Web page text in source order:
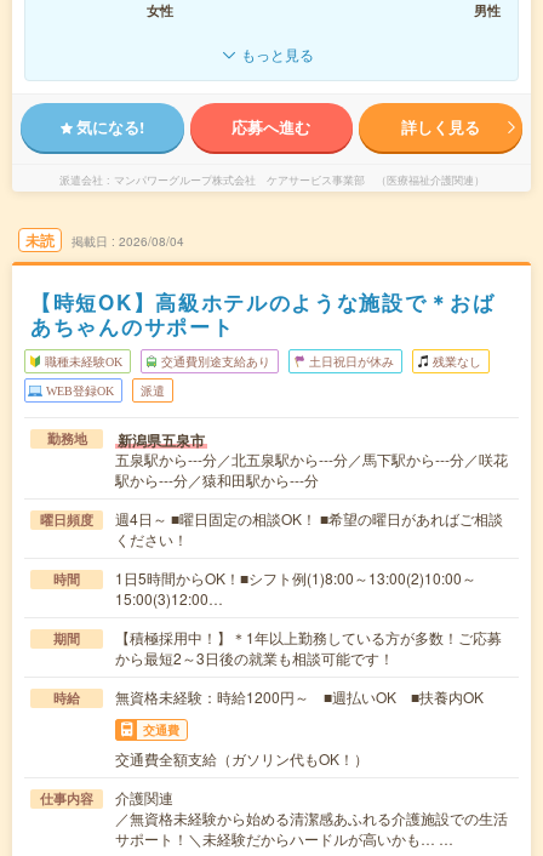
女性
男性
もっと見る
気になる! 応募へ進む 詳しく見る
派遣会社 マンパワーグループ株式会社 ケアサービス事業部 （医療福祉介護関連）
未読 掲載日 2026/08/04
【時短OK】高級ホテルのような施設で＊おば
あちゃんのサポート
職種未経験OK 交通費別途支給あり 土日祝日が休み 残業なし
WEB登録OK 派遣
勤務地 新潟県五泉市
五泉駅から---分／北五泉駅から---分／馬下駅から---分／咲花
駅から---分／猿和田駅から---分
曜日頻度
週4日～ ■曜日固定の相談OK！ ■希望の曜日があればご相談
ください！
時間
1日5時間からOK！■シフト例(1)8:00～13:00(2)10:00～
15:00(3)12:00…
期間
【積極採用中！】＊1年以上勤務している方が多数！ご応募
から最短2～3日後の就業も相談可能です！
時給 無資格未経験：時給1200円～ ■週払いOK ■扶養内OK
交通費
交通費全額支給（ガソリン代もOK！）
仕事内容
介護関連
／無資格未経験から始める清潔感あふれる介護施設での生活
サポート！＼未経験だからハードルが高いかも… …